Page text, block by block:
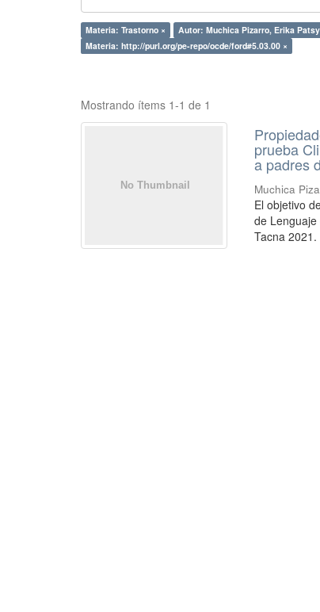
Materia: Trastorno × Autor: Muchica Pizarro, Erika
Materia: http://purl.org/pe-repo/ocde/ford#5.03.00 ×
Mostrando ítems 1-1 de 1
prueba
a padres
Muchica
El objetivo
de
Tacna